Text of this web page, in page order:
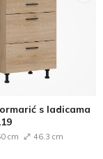
s ladicama
cm 46.3 cm